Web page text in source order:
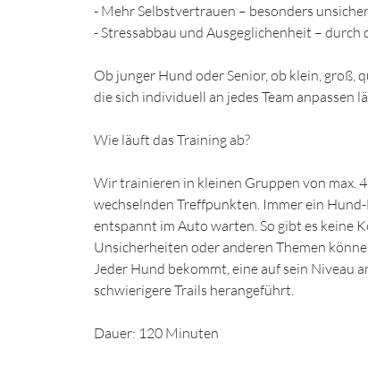
- Mehr Selbstvertrauen – besonders
- Stressabbau und Ausgeglichenheit –
Ob junger Hund oder Senior, ob klein,
die sich individuell an jedes Team anpassen
Wie läuft das Training ab?
Wir trainieren in kleinen Gruppen von max.
wechselnden Treffpunkten. Immer ein
entspannt im Auto warten. So gibt es keine
Unsicherheiten oder anderen Themen
Jeder Hund bekommt, eine auf sein Niveau
schwierigere Trails herangeführt.
Dauer: 120 Minuten